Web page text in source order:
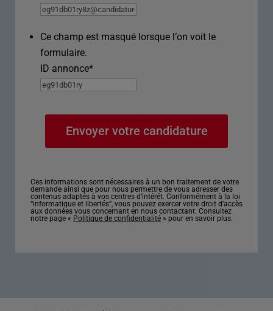
Ce champ est masqué lorsque l‘on voit le
formulaire.
ID annonce*
Ces informations sont nécessaires à un bon traitement de votre
demande ainsi que pour nous permettre de vous adresser des
contenus adaptés à vos centres d’intérêt. Conformément à la loi
“informatique et libertés”, vous pouvez exercer votre droit d’accès
aux données vous concernant en nous contactant. Consultez
notre page « Politique de confidentialité » pour en savoir plus.